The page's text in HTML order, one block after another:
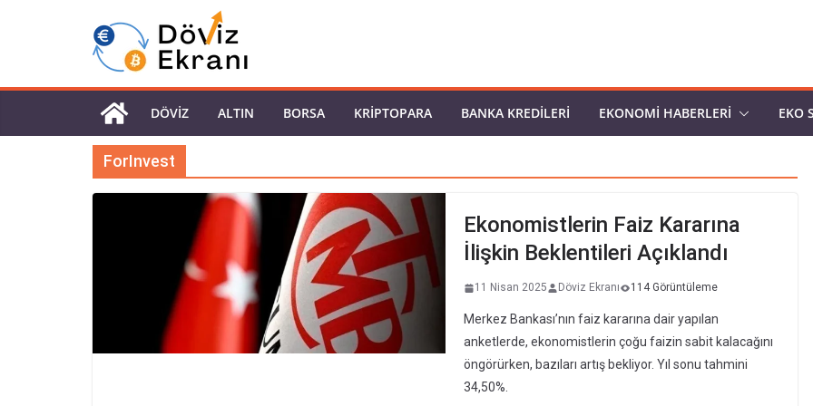
DÖVIZ ALTIN BORSA KRIPTOPARA BANKA KREDILERI EKONOMI HABERLERI EKO
ForInvest
Ekonomistlerin Faiz Kararına
İlişkin Beklentileri Açıklandı
11 Nisan 2025 Döviz Ekranı 114 Görüntüleme
Merkez Bankası’nın faiz kararına dair yapılan
anketlerde, ekonomistlerin çoğu faizin sabit kalacağını
öngörürken, bazıları artış bekliyor. Yıl sonu tahmini
34,50%.